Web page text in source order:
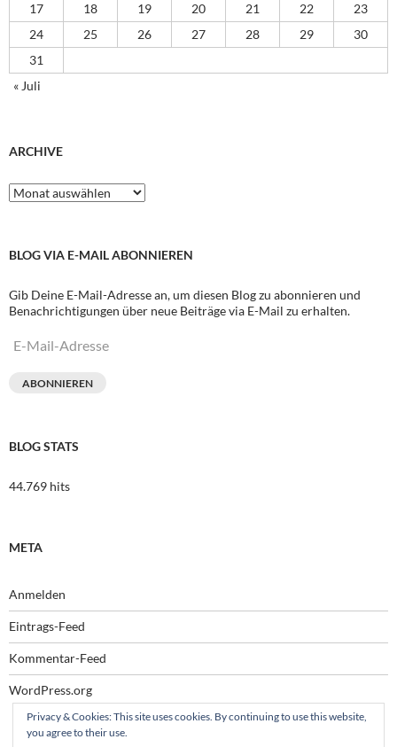
17
18 19 20 21 22
23
24
25 26 27 28 29
30
31
« Juli
ARCHIVE
Archive
BLOG VIA E-MAIL ABONNIEREN
Gib Deine E-Mail-Adresse an, um diesen Blog zu abonnieren und
Benachrichtigungen über neue Beiträge via E-Mail zu erhalten.
E-
ABONNIEREN
BLOG STATS
44.769 hits
META
Anmelden
Eintrags-Feed
Kommentar-Feed
WordPress.org
Privacy & Cookies: This site uses cookies. By continuing to use this website,
you agree to their use.